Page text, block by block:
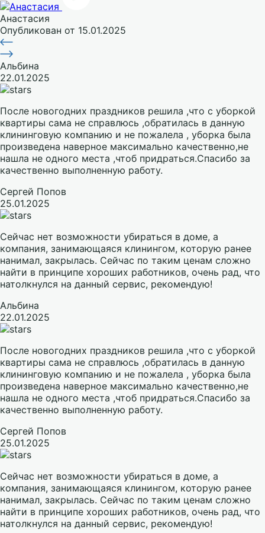
Анастасия
Опубликован от 15.01.2025
Альбина
22.01.2025
После новогодних праздников решила ,что с уборкой
квартиры сама не справлюсь ,обратилась в данную
клининговую компанию и не пожалела , уборка была
произведена наверное максимально качественно,не
нашла не одного места ,чтоб придраться.Спасибо за
качественно выполненную работу.
Сергей Попов
25.01.2025
Сейчас нет возможности убираться в доме, а
компания, занимающаяся клинингом, которую ранее
нанимал, закрылась. Сейчас по таким ценам сложно
найти в принципе хороших работников, очень рад, что
натолкнулся на данный сервис, рекомендую!
Альбина
22.01.2025
После новогодних праздников решила ,что с уборкой
квартиры сама не справлюсь ,обратилась в данную
клининговую компанию и не пожалела , уборка была
произведена наверное максимально качественно,не
нашла не одного места ,чтоб придраться.Спасибо за
качественно выполненную работу.
Сергей Попов
25.01.2025
Сейчас нет возможности убираться в доме, а
компания, занимающаяся клинингом, которую ранее
нанимал, закрылась. Сейчас по таким ценам сложно
найти в принципе хороших работников, очень рад, что
натолкнулся на данный сервис, рекомендую!